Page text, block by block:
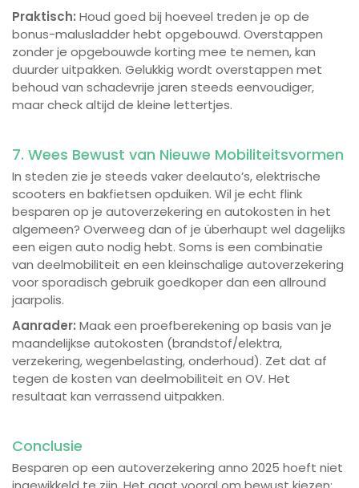
Praktisch: Houd goed bij hoeveel treden je op de
bonus-malusladder hebt opgebouwd. Overstappen
zonder je opgebouwde korting mee te nemen, kan
duurder uitpakken. Gelukkig wordt overstappen met
behoud van schadevrije jaren steeds eenvoudiger,
maar check altijd de kleine lettertjes.
7. Wees Bewust van Nieuwe Mobiliteitsvormen
In steden zie je steeds vaker deelauto’s, elektrische
scooters en bakfietsen opduiken. Wil je echt flink
besparen op je autoverzekering en autokosten in het
algemeen? Overweeg dan of je überhaupt wel dagelijks
een eigen auto nodig hebt. Soms is een combinatie
van deelmobiliteit en een kleinschalige autoverzekering
voor sporadisch gebruik goedkoper dan een allround
jaarpolis.
Aanrader: Maak een proefberekening op basis van je
maandelijkse autokosten (brandstof/elektra,
verzekering, wegenbelasting, onderhoud). Zet dat af
tegen de kosten van deelmobiliteit en OV. Het
resultaat kan verrassend uitpakken.
Conclusie
Besparen op een autoverzekering anno 2025 hoeft niet